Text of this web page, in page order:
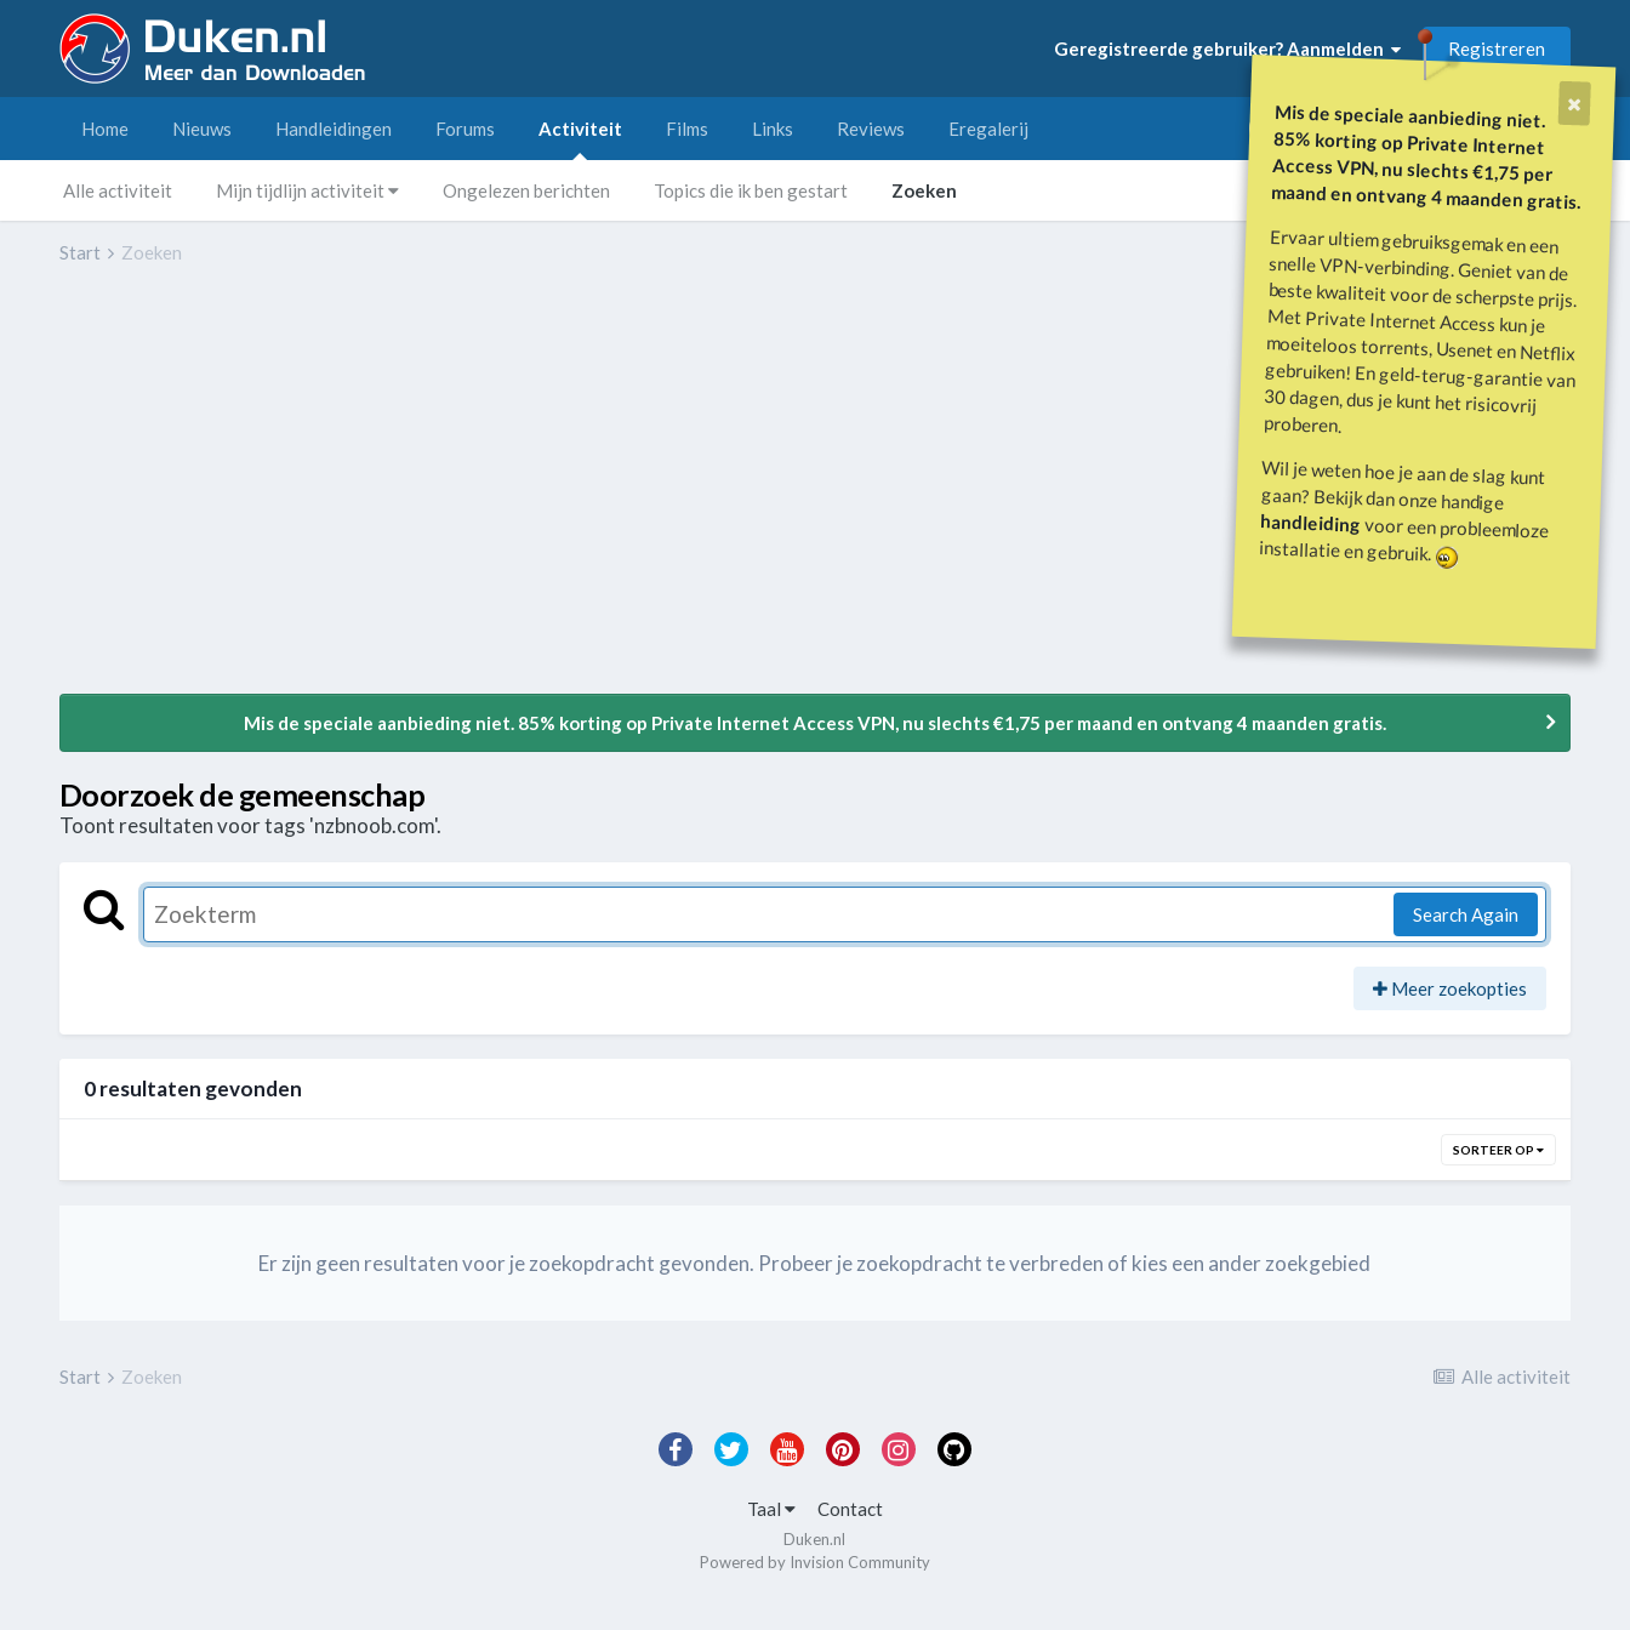
Mis de speciale aanbieding niet.
85% korting op Private Internet
Access VPN, nu slechts €1,75 per
maand en ontvang 4 maanden gratis.
Ervaar ultiem gebruiksgemak en een
snelle VPN-verbinding. Geniet van de
beste kwaliteit voor de scherpste prijs.
Met Private Internet Access kun je
moeiteloos torrents, Usenet en Netflix
gebruiken! En geld-terug-garantie van
30 dagen, dus je kunt het risicovrij
proberen.
Wil je weten hoe je aan de slag kunt
gaan? Bekijk dan onze handige
handleidingvoor een probleemloze
installatie en gebruik.
Geregistreerde gebruiker? Aanmelden Registreren
Home Nieuws Handleidingen Forums Activiteit
Alle activiteit Mijn tijdlijn activiteit Ongelezen berichten Topics die ik ben gestart Zoeken
Films Links Reviews Eregalerij
Alle activiteit
Start Zoeken
Mis de speciale aanbieding niet. 85% korting op Private Internet Access VPN, nu slechts €1,75 per maand en ontvang 4 maanden gratis.
Doorzoek de gemeenschap
Toont resultaten voor tags 'nzbnoob.com'.
Search Again
Meer zoekopties
0 resultaten gevonden
SORTEER OP
Er zijn geen resultaten voor je zoekopdracht gevonden. Probeer je zoekopdracht te verbreden of kies een ander zoekgebied
Alle activiteit
Start Zoeken
Taal Contact
Duken.nl
Powered by Invision Community